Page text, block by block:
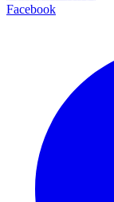
Facebook